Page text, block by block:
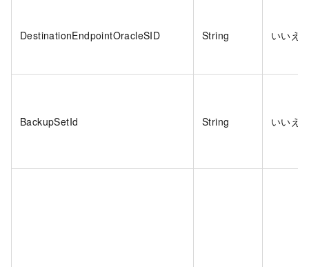
DestinationEndpointOracleSID String いいえ
BackupSetId String いいえ